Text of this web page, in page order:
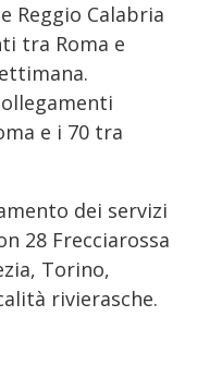
Reggio Calabria
tra Roma e
e i 70 tra
dei servizi
28 Frecciarossa
Torino,
rivierasche.